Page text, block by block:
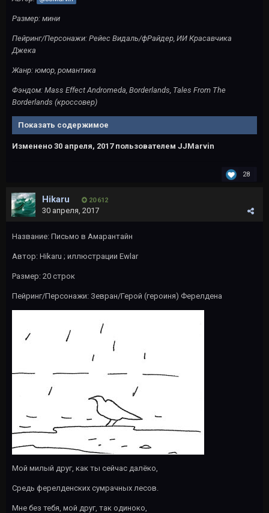
Размер: мини
Пейринг/Персонажи: Рейес Видаль/фРайдер, ИИ Красавчика
Джека
Жанр: юмор, романтика
Фэндом: Mass Effect Andromeda, Borderlands, Tales From The
Borderlands (кроссовер)
Показать содержимое
Изменено 30 апреля, 2017пользователем JJMarvin
28
Hikaru 20 612
30 апреля, 2017
Название: Письмо в Амарантайн
Автор: Hikaru ; иллюстрации Ewlar
Размер: 20 строк
Пейринг/Персонажи: Зевран/Герой (героиня) Ферелдена
Мой милый друг, как ты сейчас далёко,
Средь ферелденских сумрачных лесов.
Мне без тебя, мой друг, так одиноко,